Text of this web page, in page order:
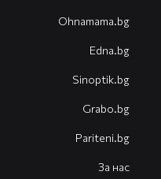
Оhnamama.bg
Edna.bg
Sinoptik.bg
Grabo.bg
Pariteni.bg
За нас